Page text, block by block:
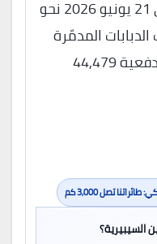
الخسائر الروسية المُعلنة حتى 21 يونيو 2026 نحو
الدبابات المدمّرة
12,049 دبابة ومنظومات المدفعية 44,479
تصل 3,000 كم
السيبيرية؟